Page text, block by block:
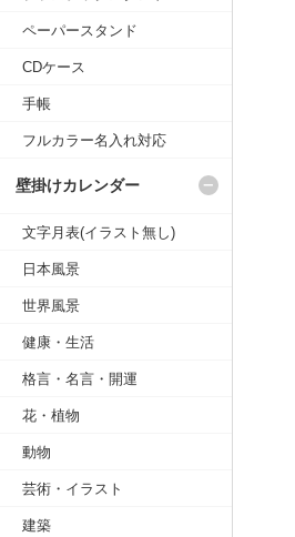
ペーパースタンド
CDケース
手帳
フルカラー名入れ対応
壁掛けカレンダー
文字月表(イラスト無し)
日本風景
世界風景
健康・生活
格言・名言・開運
花・植物
動物
芸術・イラスト
建築